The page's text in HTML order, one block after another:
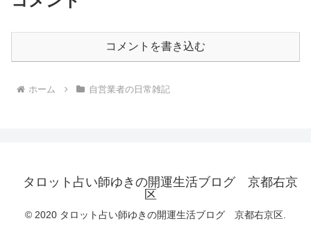
コメントを書き込む
ホーム 自営業者の日常雑記
タロット占い師ゆきの開運生活ブログ 京都右京
区
© 2020 タロット占い師ゆきの開運生活ブログ 京都右京区.